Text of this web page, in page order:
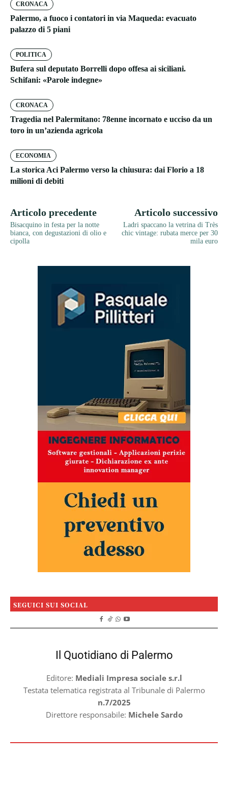
CRONACA
Palermo, a fuoco i contatori in via Maqueda: evacuato
palazzo di 5 piani
POLITICA
Bufera sul deputato Borrelli dopo offesa ai siciliani.
Schifani: «Parole indegne»
CRONACA
Tragedia nel Palermitano: 78enne incornato e ucciso da un
toro in un’azienda agricola
ECONOMIA
La storica Aci Palermo verso la chiusura: dai Florio a 18
milioni di debiti
Articolo precedente
Bisacquino in festa per la notte
bianca, con degustazioni di olio e
cipolla
Articolo successivo
Ladri spaccano la vetrina di Très
chic vintage: rubata merce per 30
mila euro
SEGUICI SUI SOCIAL
Il Quotidiano di Palermo
Editore: Mediali Impresa sociale s.r.l
Testata telematica registrata al Tribunale di Palermo
n.7/2025
Direttore responsabile: Michele Sardo